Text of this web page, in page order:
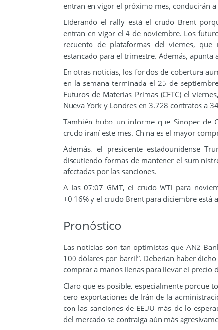
entran en vigor el próximo mes, conducirán
Liderando el rally está el crudo Brent
entran en vigor el 4 de noviembre. Los
recuento de plataformas del viernes,
estancado para el trimestre. Además, apunta
En otras noticias, los fondos de cobertura
en la semana terminada el 25 de
Futuros de Materias Primas (CFTC) el
Nueva York y Londres en 3.728 contratos a
También hubo un informe que Sinopec de
crudo iraní este mes. China es el mayor
Además, el presidente estadounidense
discutiendo formas de mantener el
afectadas por las sanciones.
A las 07:07 GMT, el crudo WTI para
+0.16% y el crudo Brent para diciembre está
Pronóstico
Las noticias son tan optimistas que ANZ
100 dólares por barril”. Deberían haber
comprar a manos llenas para llevar el precio
Claro que es posible, especialmente porque
cero exportaciones de Irán de la
con las sanciones de EEUU más de lo
del mercado se contraiga aún más